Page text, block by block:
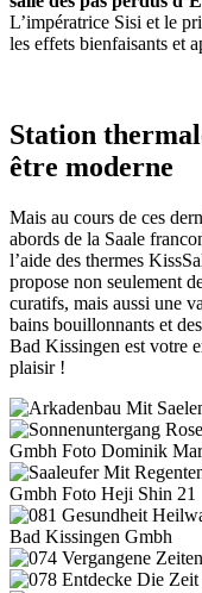
L’impératrice Sisi et le
les effets bienfaisants et
Station
être moderne
Mais au cours de ces
abords de la Saale
l’aide des thermes
propose non seulement
curatifs, mais aussi une
bains bouillonnants et
Bad Kissingen est votre
plaisir !